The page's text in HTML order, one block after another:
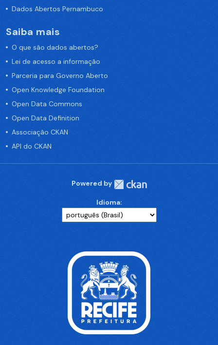
Dados Abertos Pernambuco
Saiba mais
O que são dados abertos?
Lei de acesso a informação
Parceria para Governo Aberto
Open Knowledge Foundation
Open Data Commons
Open Data Definition
Associação CKAN
API do CKAN
Powered by
Idioma